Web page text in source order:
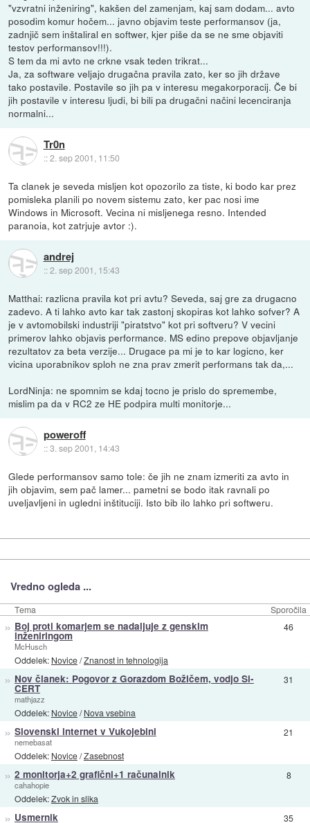
"vzvratni inženiring", kakšen del zamenjam, kaj sam dodam... avto
posodim komur hočem... javno objavim teste performansov (ja,
zadnjič sem inštaliral en softwer, kjer piše da se ne sme objaviti
testov performansov!!!).
S tem da mi avto ne crkne vsak teden trikrat...
Ja, za software veljajo drugačna pravila zato, ker so jih države
tako postavile. Postavile so jih pa v interesu megakorporacij. Če bi
jih postavile v interesu ljudi, bi bili pa drugačni načini lecenciranja
normalni...
Tr0n
::2. sep 2001, 11:50
Ta clanek je seveda misljen kot opozorilo za tiste, ki bodo kar prez
pomisleka planili po novem sistemu zato, ker pac nosi ime
Windows in Microsoft. Vecina ni misljenega resno. Intended
paranoia, kot zatrjuje avtor :).
andrej
::2. sep 2001, 15:43
Matthai: razlicna pravila kot pri avtu? Seveda, saj gre za drugacno
zadevo. A ti lahko avto kar tak zastonj skopiras kot lahko sofver? A
je v avtomobilski industriji "piratstvo" kot pri softveru? V vecini
primerov lahko objavis performance. MS edino prepove objavljanje
rezultatov za beta verzije... Drugace pa mi je to kar logicno, ker
vicina uporabnikov sploh ne zna prav zmerit performans tak da,...
LordNinja: ne spomnim se kdaj tocno je prislo do spremembe,
mislim pa da v RC2 ze HE podpira multi monitorje...
poweroff
::3. sep 2001, 14:43
Glede performansov samo tole: če jih ne znam izmeriti za avto in
jih objavim, sem pač lamer... pametni se bodo itak ravnali po
uveljavljeni in ugledni inštituciji. Isto bib ilo lahko pri softweru.
Vredno ogleda ...
Tema Sporočila
» Boj proti komarjem se nadaljuje z genskim
inženiringom
McHusch
Oddelek: Novice/Znanost in tehnologija
46
» Nov članek: Pogovor z Gorazdom Božičem, vodjo Si-
CERT
mathjazz
Oddelek: Novice/Nova vsebina
31
» Slovenski internet v Vukojebini
nemebasat
Oddelek: Novice/Zasebnost
21
» 2 monitorja+2 grafični+1 računalnik
cahahopie
Oddelek:Zvok in slika
8
» Usmernik 35